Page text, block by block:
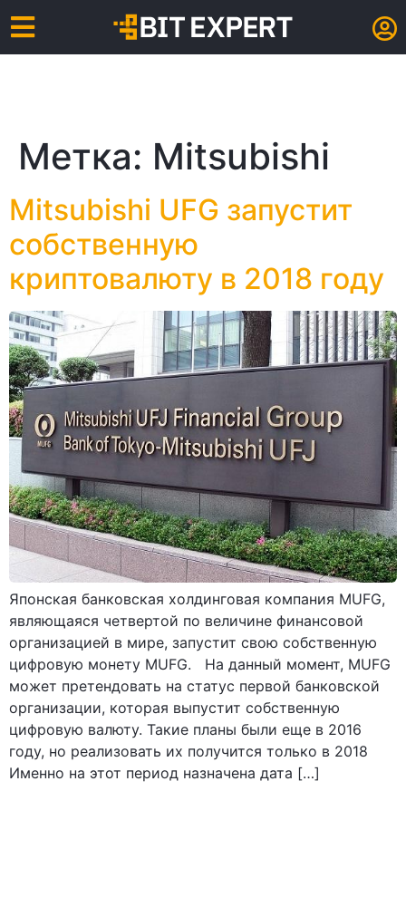
Метка: Mitsubishi
Mitsubishi UFG запустит
собственную
криптовалюту в 2018 году
Японская банковская холдинговая компания MUFG,
являющаяся четвертой по величине финансовой
организацией в мире, запустит свою собственную
цифровую монету MUFG. На данный момент, MUFG
может претендовать на статус первой банковской
организации, которая выпустит собственную
цифровую валюту. Такие планы были еще в 2016
году, но реализовать их получится только в 2018
Именно на этот период назначена дата […]